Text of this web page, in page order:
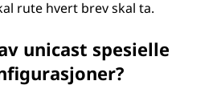
rute hvert brev skal ta.
unicast spesielle